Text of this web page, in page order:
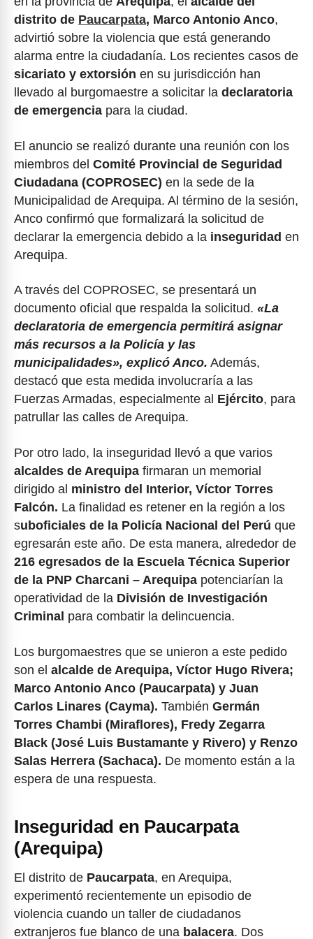
distrito de Paucarpata, Marco Antonio Anco,
advirtió sobre la violencia que está generando
alarma entre la ciudadanía. Los recientes casos de
sicariato y extorsión en su jurisdicción han
llevado al burgomaestre a solicitar la declaratoria
de emergencia para la ciudad.
El anuncio se realizó durante una reunión con los
miembros del Comité Provincial de Seguridad
Ciudadana (COPROSEC) en la sede de la
Municipalidad de Arequipa. Al término de la sesión,
Anco confirmó que formalizará la solicitud de
declarar la emergencia debido a la inseguridad en
Arequipa.
A través del COPROSEC, se presentará un
documento oficial que respalda la solicitud. «La
declaratoria de emergencia permitirá asignar
más recursos a la Policía y las
municipalidades», explicó Anco. Además,
destacó que esta medida involucraría a las
Fuerzas Armadas, especialmente al Ejército, para
patrullar las calles de Arequipa.
Por otro lado, la inseguridad llevó a que varios
alcaldes de Arequipa firmaran un memorial
dirigido al ministro del Interior, Víctor Torres
Falcón. La finalidad es retener en la región a los
suboficiales de la Policía Nacional del Perú que
egresarán este año. De esta manera, alrededor de
216 egresados de la Escuela Técnica Superior
de la PNP Charcani – Arequipa potenciarían la
operatividad de la División de Investigación
Criminal para combatir la delincuencia.
Los burgomaestres que se unieron a este pedido
son el alcalde de Arequipa, Víctor Hugo Rivera;
Marco Antonio Anco (Paucarpata) y Juan
Carlos Linares (Cayma). También Germán
Torres Chambi (Miraflores), Fredy Zegarra
Black (José Luis Bustamante y Rivero) y Renzo
Salas Herrera (Sachaca). De momento están a la
espera de una respuesta.
Inseguridad en Paucarpata
(Arequipa)
El distrito de Paucarpata, en Arequipa,
experimentó recientemente un episodio de
violencia cuando un taller de ciudadanos
extranjeros fue blanco de una balacera. Dos